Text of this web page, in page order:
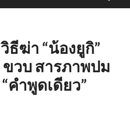
ธีฆ่า “น้องยูกิ”
ขวบ สารภาพปม
คำพูดเดียว”